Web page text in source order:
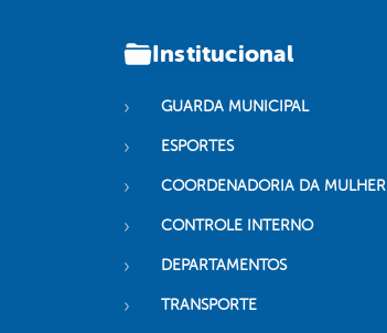
Institucional
GUARDA MUNICIPAL
ESPORTES
COORDENADORIA DA MULHER
CONTROLE INTERNO
DEPARTAMENTOS
TRANSPORTE